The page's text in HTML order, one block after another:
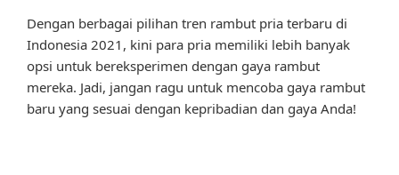
Dengan berbagai pilihan tren rambut pria terbaru di
Indonesia 2021, kini para pria memiliki lebih banyak
opsi untuk bereksperimen dengan gaya rambut
mereka. Jadi, jangan ragu untuk mencoba gaya rambut
baru yang sesuai dengan kepribadian dan gaya Anda!